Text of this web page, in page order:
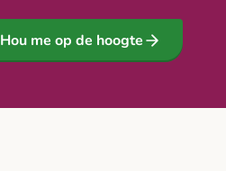
Hou me op de hoogte